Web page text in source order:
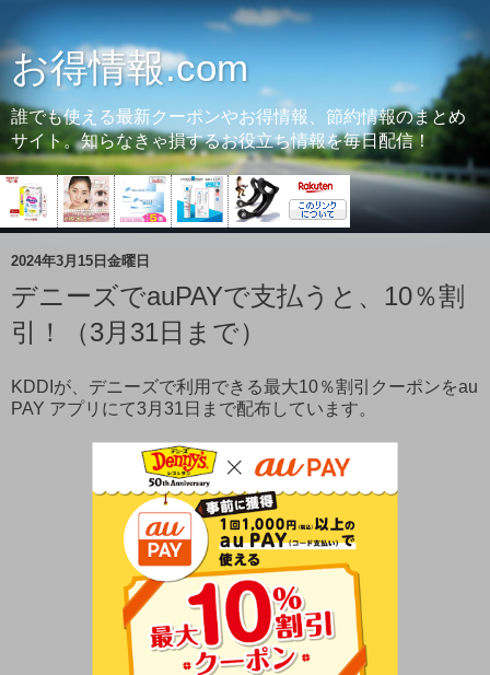
お得情報.com
誰でも使える最新クーポンやお得情報、節約情報のまとめ
サイト。知らなきゃ損するお役立ち情報を毎日配信！
2024年3月15日金曜日
デニーズでauPAYで支払うと、10％割
引！（3月31日まで）
KDDIが、デニーズで利用できる最大10％割引クーポンをau
PAY アプリにて3月31日まで配布しています。